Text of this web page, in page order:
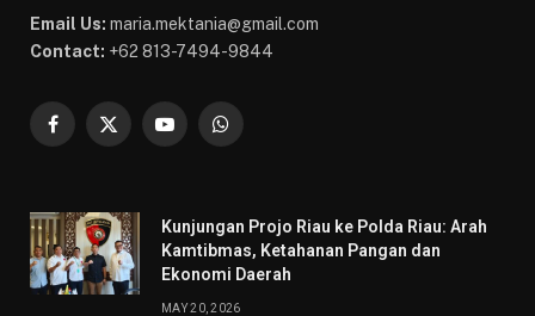
Email Us: maria.mektania@gmail.com
Contact: +62 813-7494-9844
Facebook
X
YouTubeWhatsApp
Kunjungan Projo Riau ke Polda Riau: Arah
Kamtibmas, Ketahanan Pangan dan
Ekonomi Daerah
MAY 20, 2026